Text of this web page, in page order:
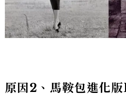
原因2、馬鞍包進化